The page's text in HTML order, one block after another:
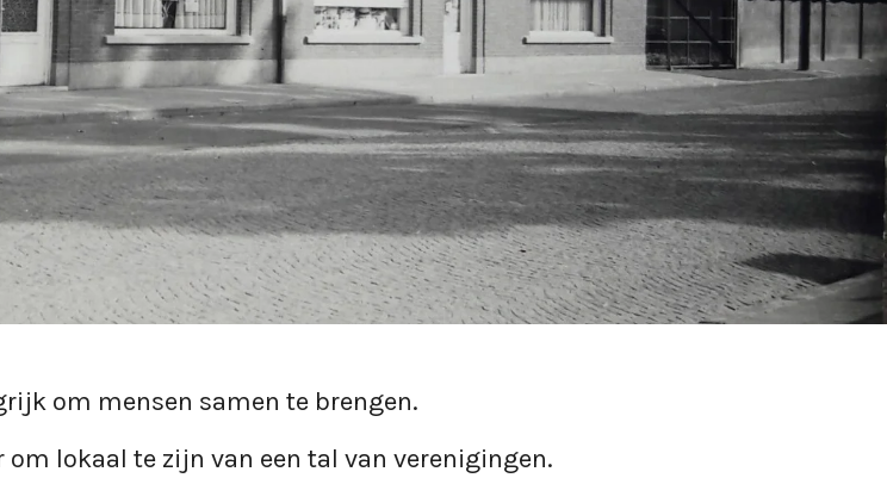
om mensen samen te brengen.
om lokaal te zijn van een tal van verenigingen.